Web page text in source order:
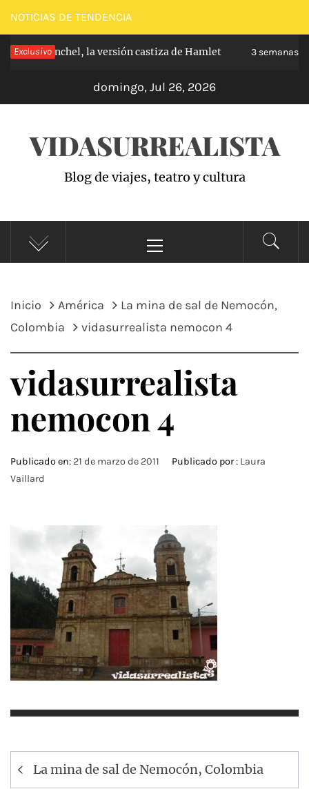
Saltar
al
contenido
NOTICIAS DE TENDENCIA
Exclusivo
Carabanchel, la versión castiza de Hamlet 3 semanas
domingo, Jul 26, 2026
VIDASURREALISTA
Blog de viajes, teatro y cultura
principal
Inicio América
La mina de sal de Nemocón,
Colombia
vidasurrealista nemocon 4
vidasurrealista
nemocon 4
Publicado en: 21 de marzo de 2011 Publicado por : Laura
Vaillard
Navegación
La mina de sal de Nemocón, Colombia